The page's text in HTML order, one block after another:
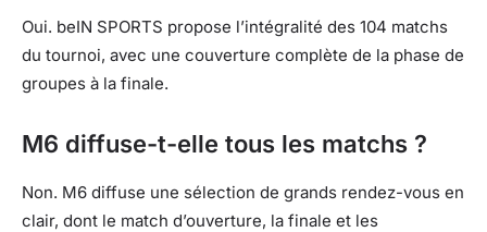
Oui. beIN SPORTS propose l’intégralité des 104 matchs
du tournoi, avec une couverture complète de la phase de
groupes à la finale.
M6 diffuse-t-elle tous les matchs ?
Non. M6 diffuse une sélection de grands rendez-vous en
clair, dont le match d’ouverture, la finale et les